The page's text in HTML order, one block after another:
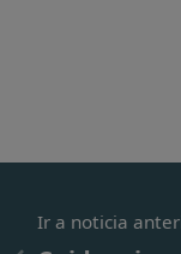
Ir a noticia